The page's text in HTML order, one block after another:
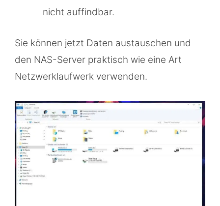
nicht auffindbar.
Sie können jetzt Daten austauschen und
den NAS-Server praktisch wie eine Art
Netzwerklaufwerk verwenden.